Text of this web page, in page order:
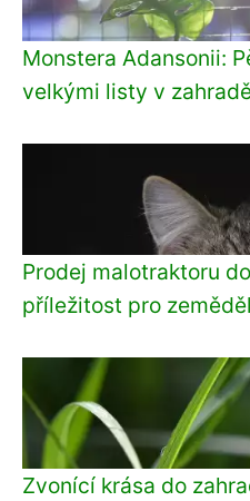
Monstera Adansonii:
velkými listy v
Prodej malotraktoru
příležitost pro
Zvonící krása do